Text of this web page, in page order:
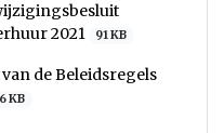
2021
91 KB
de Beleidsregels
KB